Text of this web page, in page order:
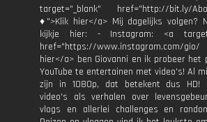
target="_blank" href="http://bit.ly/
♦">Klik hier</a> Mij dagelijks volgen?
kijkje hier: - Instagram: <a
href="https://www.instagram.com/
hier</a> ben Giovanni en ik probeer het
YouTube te entertainen met video's! Al
zijn in 1080p, dat betekent dus HD!
video's als verhalen over
vlogs en allerlei challenges en